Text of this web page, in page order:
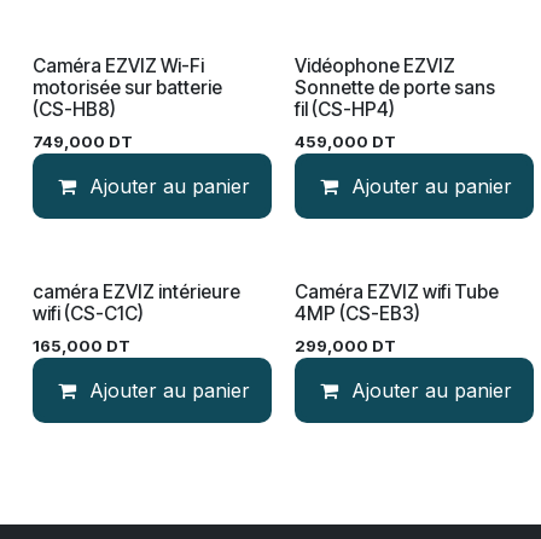
Nouveau!
Caméra EZVIZ Wi-Fi
motorisée sur batterie
(CS-HB8)
749,000 DT
Ajouter au panier
Vidéophone EZVIZ
Sonnette de porte sans
fil (CS-HP4)
459,000 DT
Ajouter au panier
caméra EZVIZ intérieure
wifi (CS-C1C)
165,000 DT
Ajouter au panier
Nouveau!
Caméra EZVIZ wifi Tube
4MP (CS-EB3)
299,000 DT
Ajouter au panier